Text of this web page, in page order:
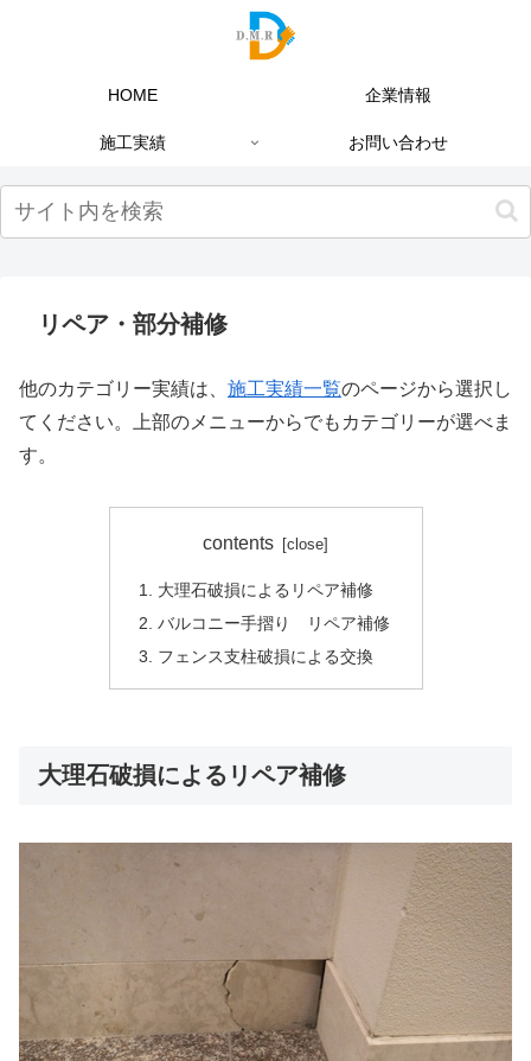
HOME 企業情報
施工実績 お問い合わせ
リペア・部分補修
他のカテゴリー実績は、 施工実績一覧のページから選択し
てください。上部のメニューからでもカテゴリーが選べま
す。
contents
大理石破損によるリペア補修
バルコニー手摺り リペア補修
フェンス支柱破損による交換
大理石破損によるリペア補修